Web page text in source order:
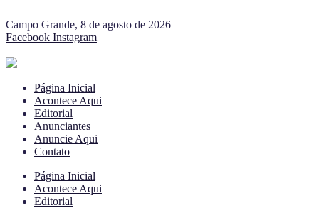
Campo Grande, 8 de agosto de 2026
Facebook Instagram
Página Inicial
Acontece Aqui
Editorial
Anunciantes
Anuncie Aqui
Contato
Página Inicial
Acontece Aqui
Editorial